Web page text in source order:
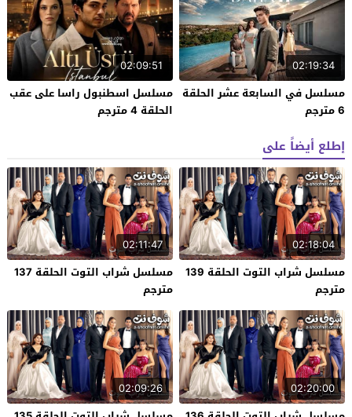
02:19:34
مسلسل في السابعة عشر الحلقة
6 مترجم
02:09:51
مسلسل اسطنبول راسا على عقب
الحلقة 4 مترجم
إطلع أيضاً على
02:18:04
مسلسل شراب التوت الحلقة 139
مترجم
02:11:47
مسلسل شراب التوت الحلقة 137
مترجم
02:20:00
02:09:26